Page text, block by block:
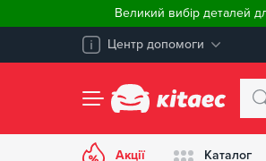
Великий вибір деталей
Центр допомоги
Акції Каталог